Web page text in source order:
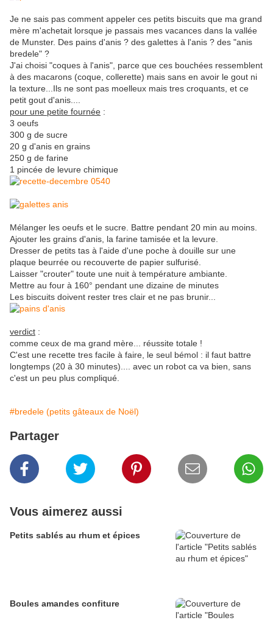
Je ne sais pas comment appeler ces petits biscuits que ma grand
mère m'achetait lorsque je passais mes vacances dans la vallée
de Munster. Des pains d'anis ? des galettes à l'anis ? des "anis
bredele" ?
J'ai choisi "coques à l'anis", parce que ces bouchées ressemblent
à des macarons (coque, collerette) mais sans en avoir le gout ni
la texture...Ils ne sont pas moelleux mais tres croquants, et ce
petit gout d'anis....
pour une petite fournée :
3 oeufs
300 g de sucre
20 g d'anis en grains
250 g de farine
1 pincée de levure chimique
Mélanger les oeufs et le sucre. Battre pendant 20 min au moins.
Ajouter les grains d'anis, la farine tamisée et la levure.
Dresser de petits tas à l'aide d'une poche à douille sur une
plaque beurrée ou recouverte de papier sulfurisé.
Laisser "crouter" toute une nuit à température ambiante.
Mettre au four à 160° pendant une dizaine de minutes
Les biscuits doivent rester tres clair et ne pas brunir...
verdict :
comme ceux de ma grand mère... réussite totale !
C'est une recette tres facile à faire, le seul bémol : il faut battre
longtemps (20 à 30 minutes).... avec un robot ca va bien, sans
c'est un peu plus compliqué.
#bredele (petits gâteaux de Noël)
Partager
Vous aimerez aussi
Petits sablés au rhum et épices
Boules amandes confiture